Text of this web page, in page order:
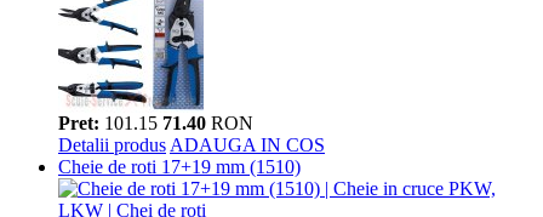
Pret: 101.15 71.40 RON
Detalii produs ADAUGA IN COS
Cheie de roti 17+19 mm (1510)